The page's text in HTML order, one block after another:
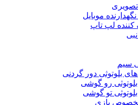
نگهدارنده موبایل
کننده لپ تاپ
سیم
بلوتوثی دور گردنی
رو گوشی
تو گوشی
بازی